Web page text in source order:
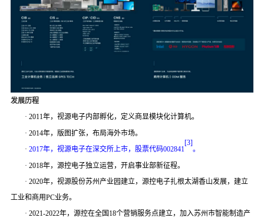
发展历程
· 2011年， 视源电子内部孵化， 定义商显模块化计算机。
· 2014年， 版图扩张， 布局海外市场。
· 2017年，视源电子在深交所上市，股票代码002841
[3]
。
· 2018年，源控电子独立运营， 开启事业部新征程。
· 2020年，视源股份苏州产业园建立，源控电子扎根太湖香山发展， 建立
工业和商用PC业务。
· 2021-2022年， 源控在全国 18个营销服务点建立，加入苏州市智能制造产